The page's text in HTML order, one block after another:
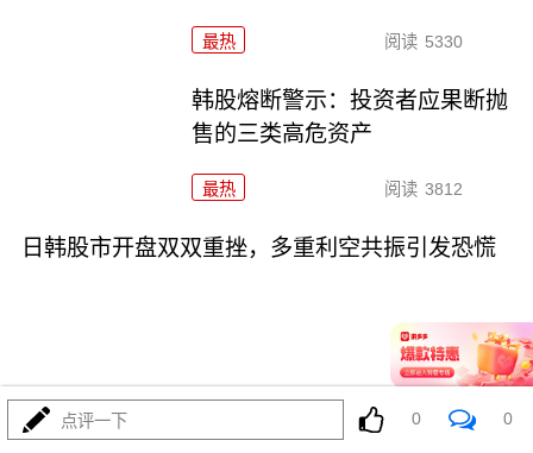
最热 阅读 5330
韩股熔断警示：投资者应果断抛
售的三类高危资产
最热 阅读 3812
日韩股市开盘双双重挫，多重利空共振引发恐慌
最热
点评一下 0 0